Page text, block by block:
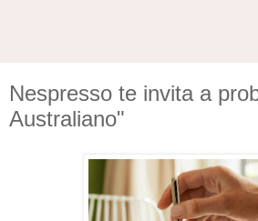
Nespresso te invita a
Australiano"